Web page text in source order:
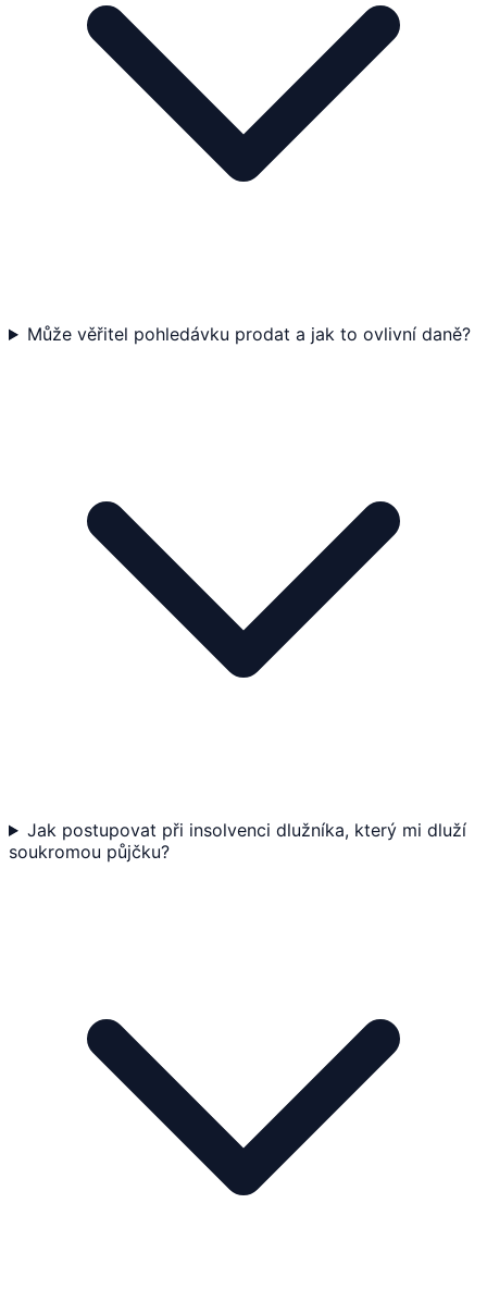
Může věřitel pohledávku prodat a jak to ovlivní daně?
Jak postupovat při insolvenci dlužníka, který mi dluží
soukromou půjčku?